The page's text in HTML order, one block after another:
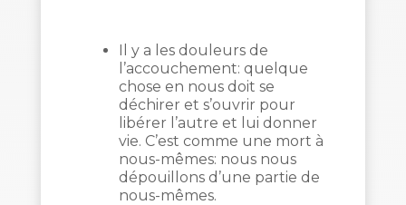
Il y a les douleurs de
l’accouchement: quelque
chose en nous doit se
déchirer et s’ouvrir pour
libérer l’autre et lui donner
vie. C’est comme une mort à
nous-mêmes: nous nous
dépouillons d’une partie de
nous-mêmes.